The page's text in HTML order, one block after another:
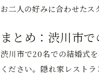
お二人の好みに合わせたス
まとめ：渋川市
渋川市で20名での結婚式
ください。隠れ家レスト